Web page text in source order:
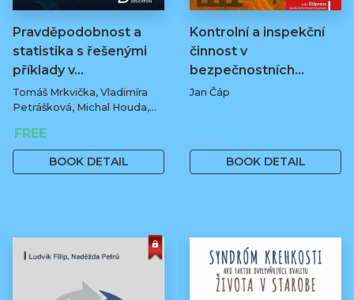
Pravděpodobnost a
statistika s řešenými
příklady v…
Tomáš Mrkvička, Vladimíra
Petrášková, Michal Houda,
FREE
BOOK DETAIL
Kontrolní a inspekční
činnost v
bezpečnostních…
Jan Čáp
BOOK DETAIL